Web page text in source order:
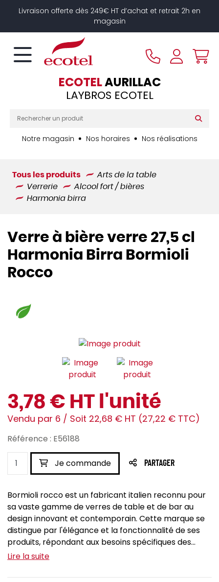
Livraison offerte dès 249€ HT d’achat et retrait 2h en
magasin
ECOTELAURILLAC
LAYBROS ECOTEL
Notre magasin Nos horaires Nos réalisations
Tous les produits
Arts de la table
Verrerie
Alcool fort / bières
Harmonia birra
Verre à bière verre 27,5 cl
Harmonia Birra Bormioli
Rocco
3,78 € HT l'unité
Vendu par 6 / Soit 22,68 € HT (27,22 € TTC)
Référence : E56188
Je commande PARTAGER
Bormioli rocco est un fabricant italien reconnu pour
sa vaste gamme de verres de table et de bar au
design innovant et contemporain. Cette marque se
distingue par l'élégance et la fonctionnalité de ses
produits, répondant aux besoins spécifiques des...
Lire la suite
Panneau de gestion des cookies